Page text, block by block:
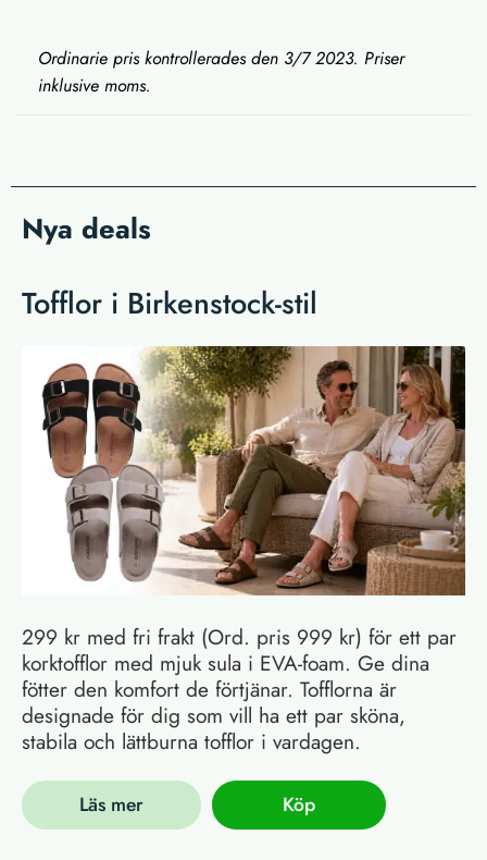
Ordinarie pris kontrollerades den 3/7 2023. Priser
inklusive moms.
Nya deals
Tofflor i Birkenstock-stil
299 kr med fri frakt (Ord. pris 999 kr) för ett par
korktofflor med mjuk sula i EVA-foam. Ge dina
fötter den komfort de förtjänar. Tofflorna är
designade för dig som vill ha ett par sköna,
stabila och lättburna tofflor i vardagen.
Läs mer Köp